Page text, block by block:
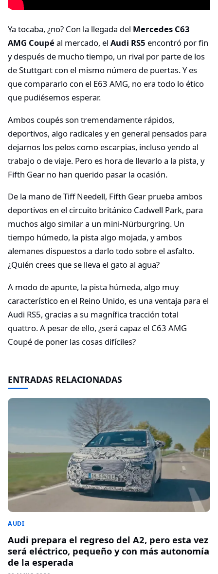
Ya tocaba, ¿no? Con la llegada del Mercedes C63
AMG Coupéal mercado, el Audi RS5 encontró por fin
y después de mucho tiempo, un rival por parte de los
de Stuttgart con el mismo número de puertas. Y es
que compararlo con el E63 AMG, no era todo lo ético
que pudiésemos esperar.
Ambos coupés son tremendamente rápidos,
deportivos, algo radicales y en general pensados para
dejarnos los pelos como escarpias, incluso yendo al
trabajo o de viaje. Pero es hora de llevarlo a la pista, y
Fifth Gear no han querido pasar la ocasión.
De la mano de Tiff Needell, Fifth Gear prueba ambos
deportivos en el circuito británico Cadwell Park, para
muchos algo similar a un mini-Nürburgring. Un
tiempo húmedo, la pista algo mojada, y ambos
alemanes dispuestos a darlo todo sobre el asfalto.
¿Quién crees que se lleva el gato al agua?
A modo de apunte, la pista húmeda, algo muy
característico en el Reino Unido, es una ventaja para el
Audi RS5, gracias a su magnífica tracción total
quattro. A pesar de ello, ¿será capaz el C63 AMG
Coupé de poner las cosas difíciles?
ENTRADAS RELACIONADAS
AUDI
Audi prepara el regreso del A2, pero esta vez
será eléctrico, pequeño y con más autonomía
de la esperada